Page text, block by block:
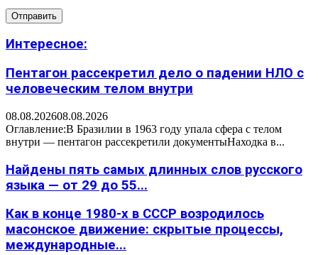
Интересное:
Пентагон рассекретил дело о падении НЛО с
человеческим телом внутри
08.08.202608.08.2026
Оглавление:В Бразилии в 1963 году упала сфера с телом
внутри — пентагон рассекретили документыНаходка в...
Найдены пять самых длинных слов русского
языка — от 29 до 55...
Как в конце 1980-х в СССР возродилось
масонское движение: скрытые процессы,
международные...